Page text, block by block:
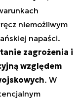
niemożliwym
napaści.
zagrożenia i
względem
. W